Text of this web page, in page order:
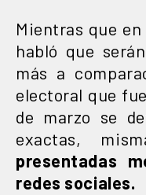
Mientras que
habló que
más a
electoral que
de marzo se
exactas,
presentadas
redes sociales.